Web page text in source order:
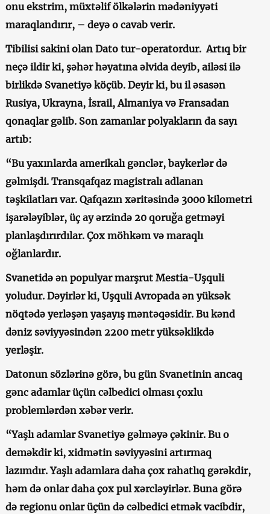
onu ekstrim, müxtəlif ölkələrin mədəniyyəti
maraqlandırır, – deyə o cavab verir.
Tibilisi sakini olan Dato tur-operatordur. Artıq bir
neçə ildir ki, şəhər həyatına əlvida deyib, ailəsi ilə
birlikdə Svanetiyə köçüb. Deyir ki, bu il əsasən
Rusiya, Ukrayna, İsrail, Almaniya və Fransadan
qonaqlar gəlib. Son zamanlar polyakların da sayı
artıb:
“Bu yaxınlarda amerikalı gənclər, baykerlər də
gəlmişdi. Transqafqaz magistralı adlanan
təşkilatları var. Qafqazın xəritəsində 3000 kilometri
işarələyiblər, üç ay ərzində 20 qoruğa getməyi
planlaşdırırdılar. Çox möhkəm və maraqlı
oğlanlardır.
Svanetidə ən populyar marşrut Mestia-Uşquli
yoludur. Dəyirlər ki, Uşquli Avropada ən yüksək
nöqtədə yerləşən yaşayış məntəqəsidir. Bu kənd
dəniz səviyyəsindən 2200 metr yüksəklikdə
yerləşir.
Datonun sözlərinə görə, bu gün Svanetinin ancaq
gənc adamlar üçün cəlbedici olması çoxlu
problemlərdən xəbər verir.
“Yaşlı adamlar Svanetiyə gəlməyə çəkinir. Bu o
deməkdir ki, xidmətin səviyyəsini artırmaq
lazımdır. Yaşlı adamlara daha çox rahatlıq gərəkdir,
həm də onlar daha çox pul xərcləyirlər. Buna görə
də regionu onlar üçün də cəlbedici etmək vacibdir,